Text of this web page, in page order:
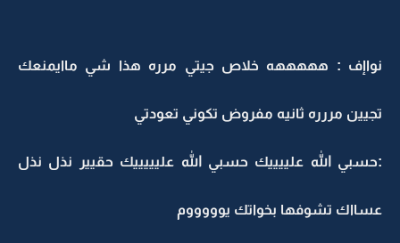
نواإف : هههههه خلاص جيتي مرره هذا شي ماايمنعك
تجيين مررره ثانيه مفروض تكوني تعودتي
:حسبي الله علييييك حسبي الله عليييييك حقيير نذل نذل
عسااك تشوفها بخواتك يوووووم